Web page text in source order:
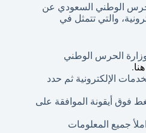
الوطني السعودي عن
والتي تتمثل في
وزارة الحرس الوطني
هنا.
الإلكترونية ثم حدد
فوق أيقونة الموافقة على
جميع المعلومات